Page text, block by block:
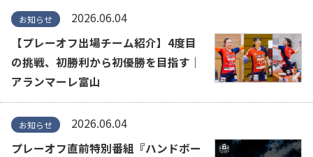
お知らせ
2026.06.04
【プレーオフ出場チーム紹介】4度目
の挑戦、初勝利から初優勝を目指す｜
アランマーレ富山
お知らせ
2026.06.04
プレーオフ直前特別番組『ハンドボー